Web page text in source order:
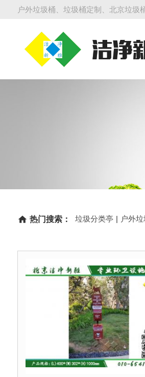
户外垃圾桶、垃圾桶定制、北京垃圾
home 热门搜索： 垃圾分类亭 | 户外